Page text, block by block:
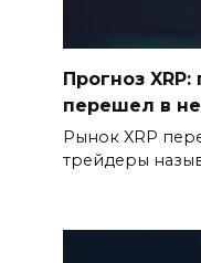
Прогноз
перешел в
Рынок XRP
трейдеры